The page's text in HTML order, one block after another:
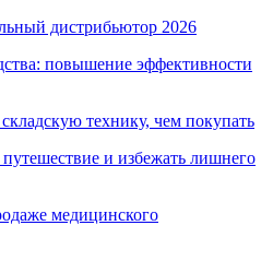
дистрибьютор 2026
повышение эффективности
технику, чем покупать
и избежать лишнего
медицинского